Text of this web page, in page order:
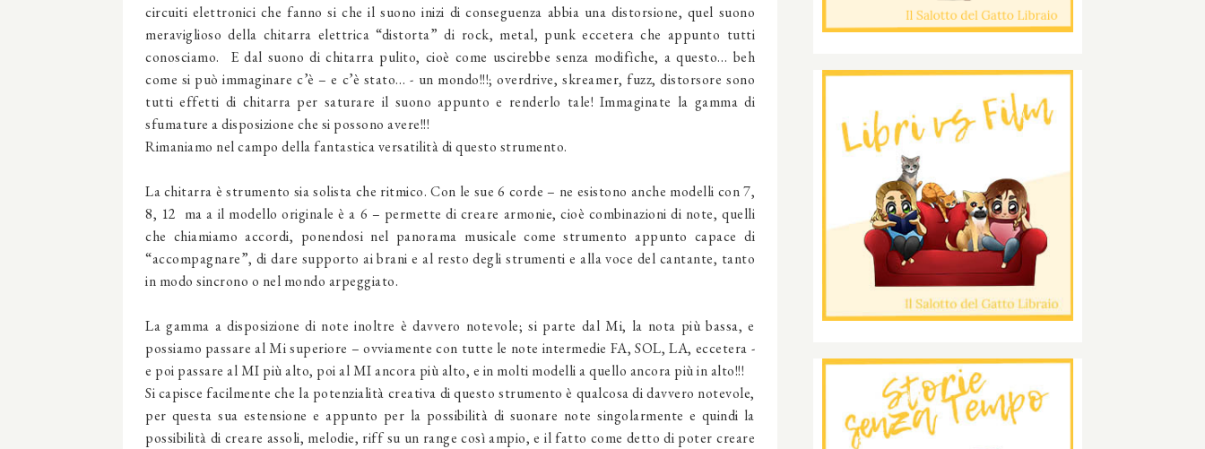
circuiti elettronici che fanno si che il suono inizi di conseguenza abbia una distorsione, quel suono
meraviglioso della chitarra elettrica “distorta” di rock, metal, punk eccetera che appunto tutti
conosciamo. E dal suono di chitarra pulito, cioè come uscirebbe senza modifiche, a questo… beh
come si può immaginare c’è – e c’è stato… - un mondo!!!; overdrive, skreamer, fuzz, distorsore sono
tutti effetti di chitarra per saturare il suono appunto e renderlo tale! Immaginate la gamma di
sfumature a disposizione che si possono avere!!!
Rimaniamo nel campo della fantastica versatilità di questo strumento.
La chitarra è strumento sia solista che ritmico. Con le sue 6 corde – ne esistono anche modelli con 7,
8, 12 ma a il modello originale è a 6 – permette di creare armonie, cioè combinazioni di note, quelli
che chiamiamo accordi, ponendosi nel panorama musicale come strumento appunto capace di
“accompagnare”, di dare supporto ai brani e al resto degli strumenti e alla voce del cantante, tanto
in modo sincrono o nel mondo arpeggiato.
La gamma a disposizione di note inoltre è davvero notevole; si parte dal Mi, la nota più bassa, e
possiamo passare al Mi superiore – ovviamente con tutte le note intermedie FA, SOL, LA, eccetera -
e poi passare al MI più alto, poi al MI ancora più alto, e in molti modelli a quello ancora più in alto!!!
Si capisce facilmente che la potenzialità creativa di questo strumento è qualcosa di davvero notevole,
per questa sua estensione e appunto per la possibilità di suonare note singolarmente e quindi la
possibilità di creare assoli, melodie, riff su un range così ampio, e il fatto come detto di poter creare